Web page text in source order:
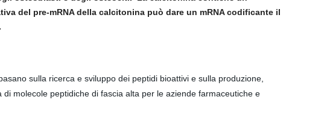
del pre-mRNA della calcitonina può dare un mRNA codificante il
sulla ricerca e sviluppo dei peptidi bioattivi e sulla produzione,
di molecole peptidiche di fascia alta per le aziende farmaceutiche e